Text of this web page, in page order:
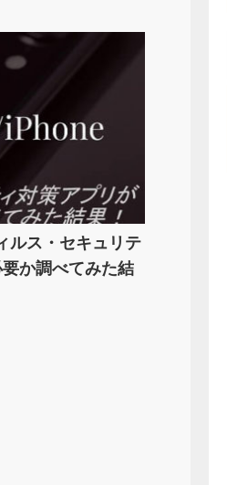
ルス・セキュリテ
か調べてみた結